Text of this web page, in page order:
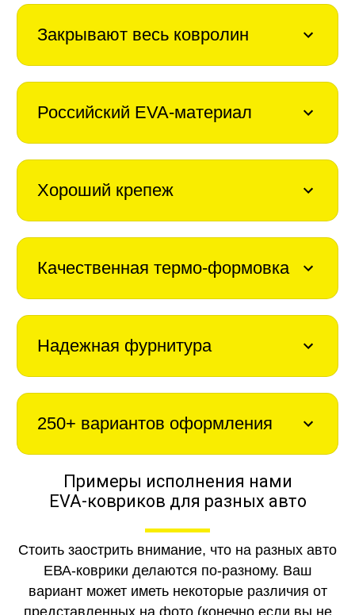
Закрывают весь ковролин
Российский EVA-материал
Хороший крепеж
Качественная термо-формовка
Надежная фурнитура
250+ вариантов оформления
Примеры исполнения нами
EVA-ковриков для разных авто
Стоить заострить внимание, что на разных авто
ЕВА-коврики делаются по-разному. Ваш
вариант может иметь некоторые различия от
представленных на фото (конечно если вы не